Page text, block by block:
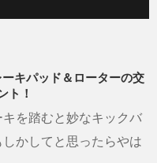
キパッド＆ローターの交
ト！
を踏むと妙なキックバ
かしてと思ったらやは